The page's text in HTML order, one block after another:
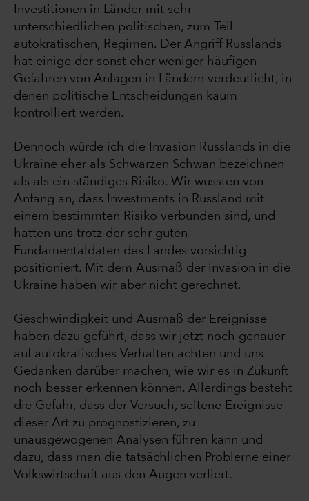
Investitionen in Länder mit sehr
unterschiedlichen politischen, zum Teil
autokratischen, Regimen. Der Angriff Russlands
hat einige der sonst eher weniger häufigen
Gefahren von Anlagen in Ländern verdeutlicht, in
denen politische Entscheidungen kaum
kontrolliert werden.
Dennoch würde ich die Invasion Russlands in die
Ukraine eher als Schwarzen Schwan bezeichnen
als als ein ständiges Risiko. Wir wussten von
Anfang an, dass Investments in Russland mit
einem bestimmten Risiko verbunden sind, und
hatten uns trotz der sehr guten
Fundamentaldaten des Landes vorsichtig
positioniert. Mit dem Ausmaß der Invasion in die
Ukraine haben wir aber nicht gerechnet.
Geschwindigkeit und Ausmaß der Ereignisse
haben dazu geführt, dass wir jetzt noch genauer
auf autokratisches Verhalten achten und uns
Gedanken darüber machen, wie wir es in Zukunft
noch besser erkennen können. Allerdings besteht
die Gefahr, dass der Versuch, seltene Ereignisse
dieser Art zu prognostizieren, zu
unausgewogenen Analysen führen kann und
dazu, dass man die tatsächlichen Probleme einer
Volkswirtschaft aus den Augen verliert.